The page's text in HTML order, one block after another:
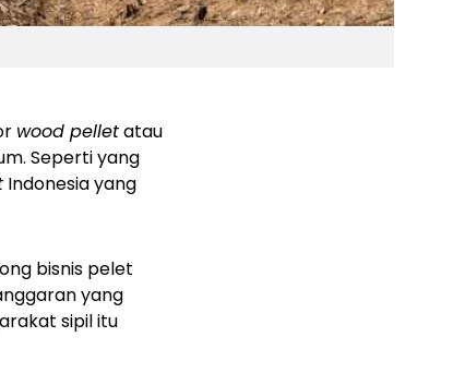
wood pelletatau
Seperti yang
Indonesia yang
bisnis pelet
yang
sipil itu